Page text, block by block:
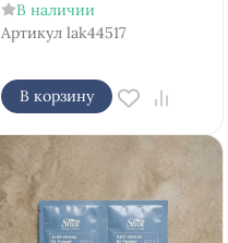
В наличии
Артикул lak44517
В корзину